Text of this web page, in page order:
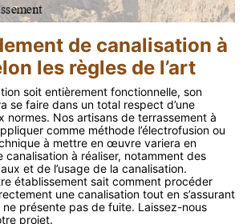
de canalisation à
les règles de l’art
soit entièrement fonctionnelle, son
se faire dans un total respect d’une
normes. Nos artisans de terrassement à
comme méthode l’électrofusion ou
à mettre en œuvre variera en
à réaliser, notamment des
et de l’usage de la canalisation.
établissement sait comment procéder
une canalisation tout en s’assurant
présente pas de fuite. Laissez-nous
projet.